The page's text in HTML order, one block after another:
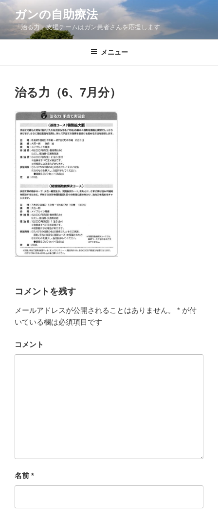
コ
ン
ガンの自助療法
「治る力」支援チームはガン患者さんを応援します
メニュー
治る力（6、7月分）
コメントを残す
メールアドレスが公開されることはありません。 * が付
いている欄は必須項目です
コメント
名前 *